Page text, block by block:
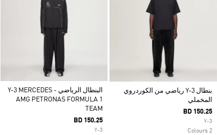
بنطال Y-3 رياضي من الكوردروي
المخملي
BD 150.25
Y-3
2 Colours
البنطال الرياضي Y-3 MERCEDES -
AMG PETRONAS FORMULA 1
TEAM
BD 150.25
Y-3